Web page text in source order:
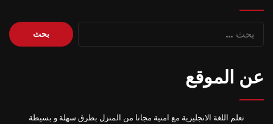
البحث
عن:
عن الموقع
تعلم اللغة الانجليزية مع امنية مجانا من المنزل بطرق سهلة و بسيطة